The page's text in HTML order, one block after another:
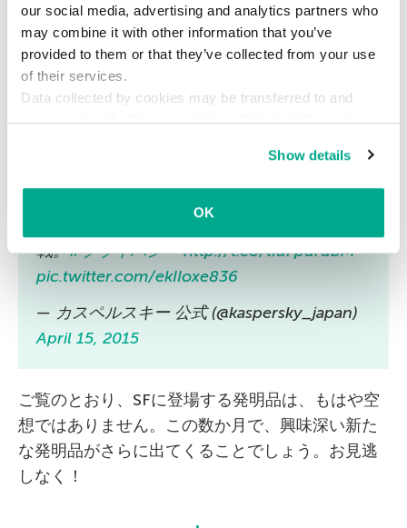
our social media, advertising and analytics partners who
may combine it with other information that you’ve
provided to them or that they’ve collected from your use
of their services.
Data collected by cookies may be transferred to and
processed in the European Union. Detailed information
Show details
OK
The Affairが販売するカジュアル服には、「追跡も
ハッキングもされないステルス繊維」でできた特
殊なポケットが付いています。この繊維は、
RFID、GPS、Wi-Fi、携帯電話の信号をブロックで
戦。#プライバシー http://t.co/tIuFpdrdbM
pic.twitter.com/ekIIoxe836
— カスペルスキー 公式 (@kaspersky_japan)
April 15, 2015
ご覧のとおり、SFに登場する発明品は、もはや空
想ではありません。この数か月で、興味深い新た
な発明品がさらに出てくることでしょう。お見逃
しなく！